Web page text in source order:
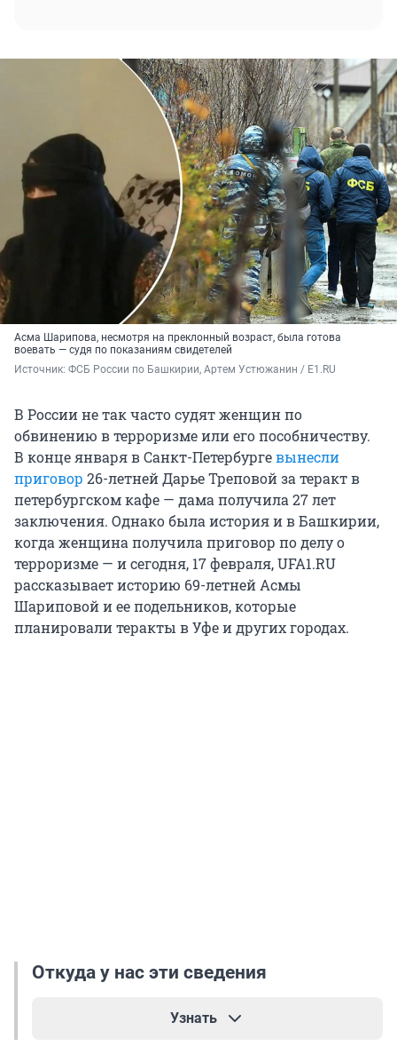
Асма Шарипова, несмотря на преклонный возраст, была готова
воевать — судя по показаниям свидетелей
Источник: ФСБ России по Башкирии, Артем Устюжанин / E1.RU
В России не так часто судят женщин по
обвинению в терроризме или его пособничеству.
В конце января в Санкт-Петербургевынесли
приговор 26-летней Дарье Треповой за теракт в
петербургском кафе — дама получила 27 лет
заключения. Однако была история и в Башкирии,
когда женщина получила приговор по делу о
терроризме — и сегодня, 17 февраля, UFA1.RU
рассказывает историю 69-летней Асмы
Шариповой и ее подельников, которые
планировали теракты в Уфе и других городах.
Откуда у нас эти сведения
Узнать